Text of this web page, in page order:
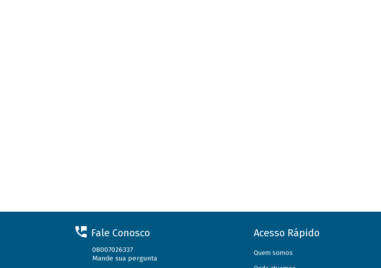
Fale Conosco
08007026337
Mande sua pergunta
Acesso Rápido
Quem somos